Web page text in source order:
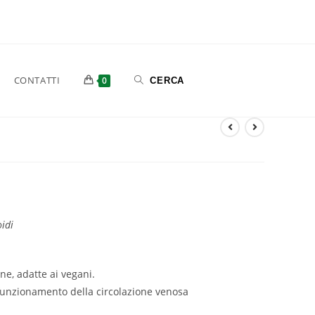
CONTATTI 0
adatte ai vegani.
della circolazione venosa